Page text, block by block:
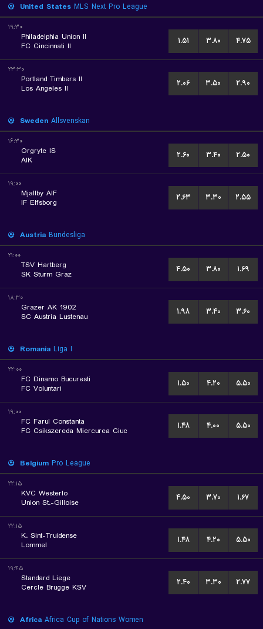
United States MLS Next Pro League
۱۹:۳۰
Philadelphia Union II
FC Cincinnati II
۱.۵۱ ۳.۸۰ ۴.۷۵
۲۳:۳۰
Portland Timbers II
Los Angeles II
۲.۰۶ ۳.۵۰ ۲.۹۰
Sweden Allsvenskan
۱۶:۳۰
Orgryte IS
AIK
۲.۶۰ ۳.۴۰ ۲.۵۰
۱۹:۰۰
Mjallby AIF
IF Elfsborg
۲.۶۳ ۳.۳۰ ۲.۵۵
Austria Bundesliga
۲۱:۰۰
TSV Hartberg
SK Sturm Graz
۴.۵۰ ۳.۸۰ ۱.۶۹
۱۸:۳۰
Grazer AK 1902
SC Austria Lustenau
۱.۹۸ ۳.۴۰ ۳.۶۰
Romania Liga I
۲۲:۰۰
FC Dinamo Bucuresti
FC Voluntari
۱.۵۰ ۴.۲۰ ۵.۵۰
۱۹:۰۰
FC Farul Constanta
FC Csikszereda Miercurea Ciuc
۱.۴۸ ۴.۰۰ ۵.۵۰
Belgium Pro League
۲۲:۱۵
KVC Westerlo
Union St.-Gilloise
۴.۵۰ ۳.۷۰ ۱.۶۷
۲۲:۱۵
K. Sint-Truidense
Lommel
۱.۴۸ ۴.۲۰ ۵.۵۰
۱۹:۴۵
Standard Liege
Cercle Brugge KSV
۲.۴۰ ۳.۳۰ ۲.۷۷
Africa Africa Cup of Nations Women